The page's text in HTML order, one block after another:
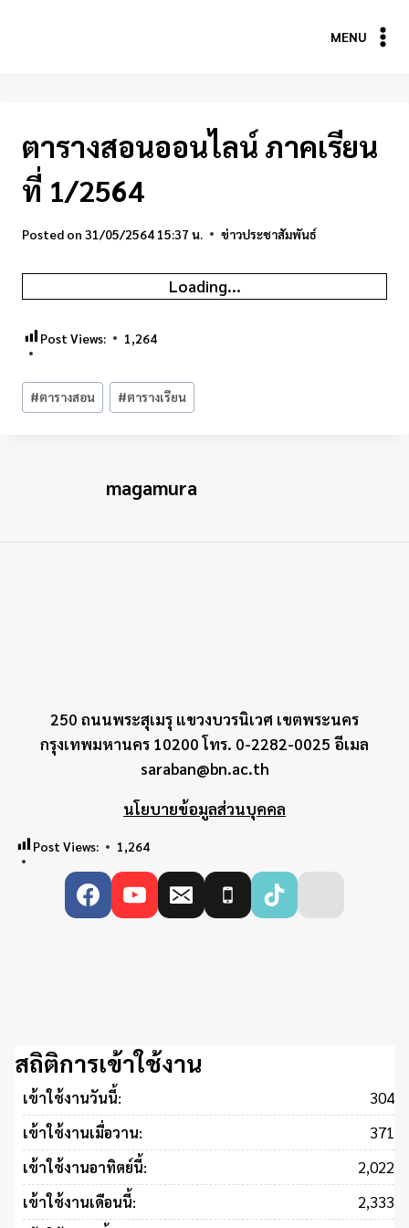
MENU
ตารางสอนออนไลน์ ภาคเรียน
ที่ 1/2564
Posted on 31/05/2564 15:37 น. ข่าวประชาสัมพันธ์
Loading...
Post Views: 1,264
Post
Tags:
#ตารางสอน #ตารางเรียน
magamura
250 ถนนพระสุเมรุ แขวงบวรนิเวศ เขตพระนคร
กรุงเทพมหานคร 10200 โทร. 0-2282-0025 อีเมล
saraban@bn.ac.th
นโยบายข้อมูลส่วนบุคคล
Post Views: 1,264
สถิติการเข้าใช้งาน
เข้าใช้งานวันนี้: 304
เข้าใช้งานเมื่อวาน: 371
เข้าใช้งานอาทิตย์นี้: 2,022
เข้าใช้งานเดือนนี้: 2,333